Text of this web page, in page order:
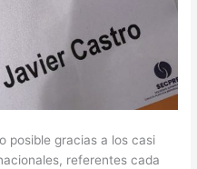
posible gracias a los casi
referentes cada